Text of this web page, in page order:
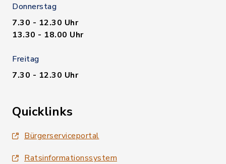
Donnerstag
7.30 - 12.30 Uhr
13.30 - 18.00 Uhr
Freitag
7.30 - 12.30 Uhr
Quicklinks
Bürgerserviceportal
Ratsinformationssystem